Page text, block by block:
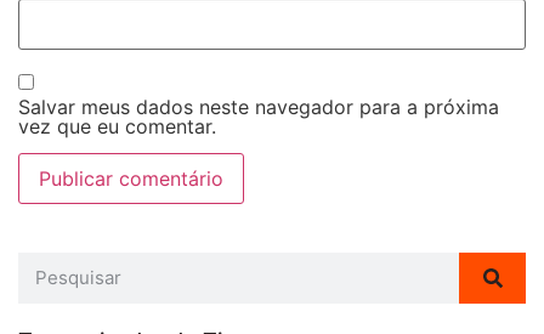
Salvar meus dados neste navegador para a próxima
vez que eu comentar.